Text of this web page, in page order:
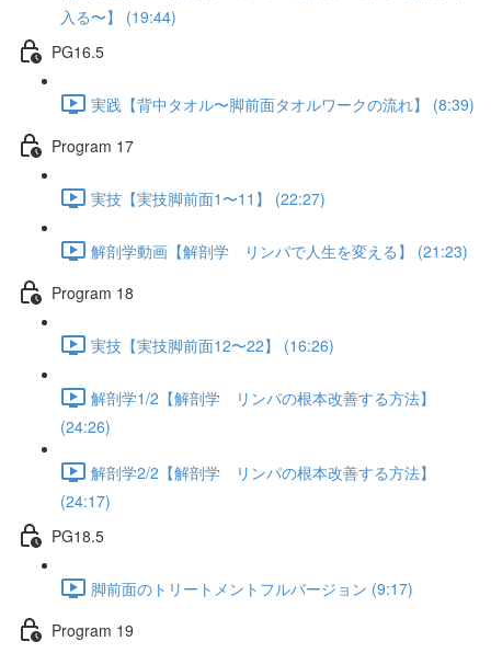
入る〜】 (19:44)
PG16.5
実践【背中タオル〜脚前面タオルワークの流れ】 (8:39)
Program 17
実技【実技脚前面1〜11】 (22:27)
解剖学動画【解剖学 リンパで人生を変える】 (21:23)
Program 18
実技【実技脚前面12〜22】 (16:26)
解剖学1/2【解剖学 リンパの根本改善する方法】
(24:26)
解剖学2/2【解剖学 リンパの根本改善する方法】
(24:17)
PG18.5
脚前面のトリートメントフルバージョン (9:17)
Program 19